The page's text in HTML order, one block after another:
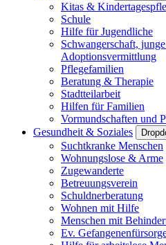
Kitas &
Schule
Hilfe für Jugendliche
Schwangerschaft,
Adoptionsvermittlung
Pflegefamilien
Beratung & Therapie
Stadtteilarbeit
Hilfen für Familien
Vormundschaften und
Gesundheit & Soziales
Suchtkranke Menschen
Wohnungslose & Arme
Zugewanderte
Betreuungsverein
Schuldnerberatung
Wohnen mit Hilfe
Menschen mit
Ev.